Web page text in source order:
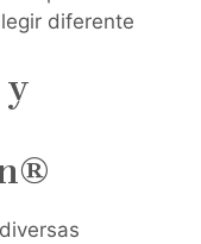
diferente
y